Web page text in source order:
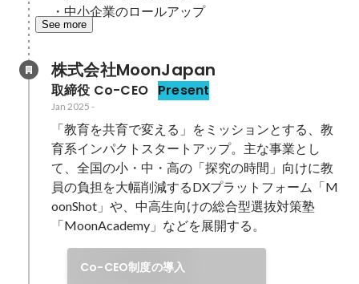
・中小企業のロールアップ
See more
株式会社MoonJapan
取締役 Co-CEO Present
Jan 2025 -
「教育を共育で変える」をミッションとする、教
育系インパクトスタートアップ。主な事業とし
て、全国の小・中・高の「探究の時間」向けに教
員の負担を大幅削減するDXプラットフォーム「M
oonShot」や、中高生向けの総合型選抜対策塾
「MoonAcademy」などを展開する。
Co-CEO制度の導入